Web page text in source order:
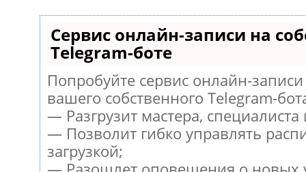
Сервис онлайн-записи на
Telegram-боте
Попробуйте сервис онлайн-
вашего собственного Telegram-
— Разгрузит мастера,
— Позволит гибко управлять
загрузкой;